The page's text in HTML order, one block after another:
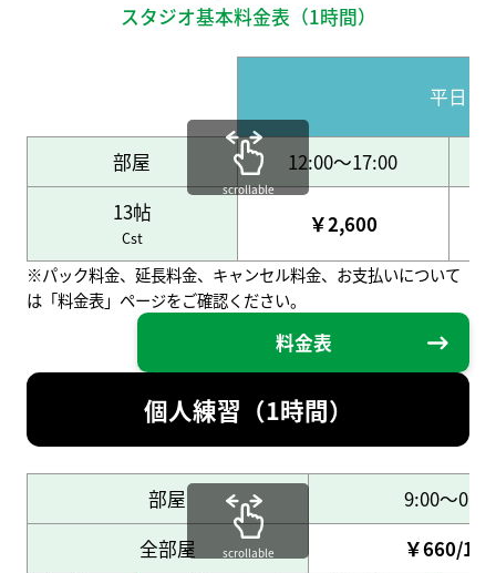
スタジオ基本料金表（1時間）
平日
部屋
12:00～17:00
13帖
Cst
￥2,600
scrollable
※パック料金、延長料金、キャンセル料金、お支払いについて
は「料金表」ページをご確認ください。
料金表
個人練習（1時間）
部屋
9:00～0:00
全部屋
￥660/1名
scrollable